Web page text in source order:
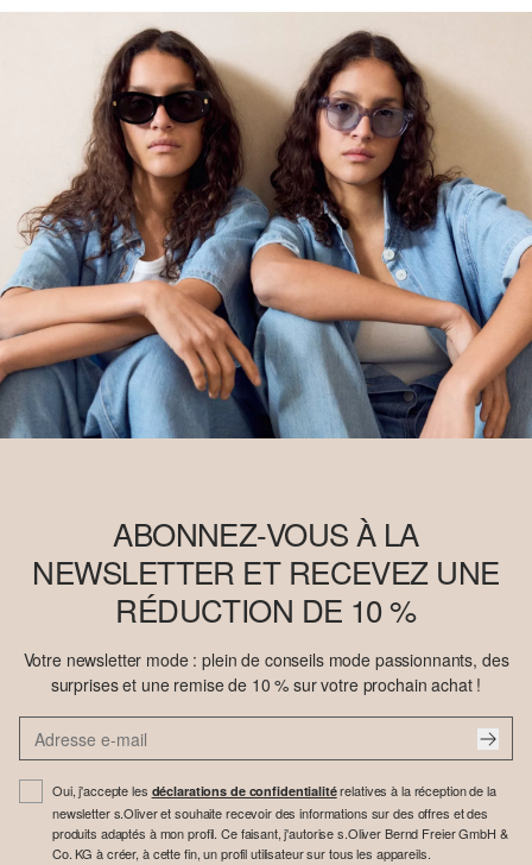
ABONNEZ-VOUS À LA
NEWSLETTER ET RECEVEZ UNE
RÉDUCTION DE 10 %
Votre newsletter mode : plein de conseils mode passionnants, des
surprises et une remise de 10 % sur votre prochain achat !
Oui, j'accepte les déclarations de confidentialitérelatives à la réception de la
newsletter s.Oliver et souhaite recevoir des informations sur des offres et des
produits adaptés à mon profil. Ce faisant, j'autorise s.Oliver Bernd Freier GmbH &
Co. KG à créer, à cette fin, un profil utilisateur sur tous les appareils.